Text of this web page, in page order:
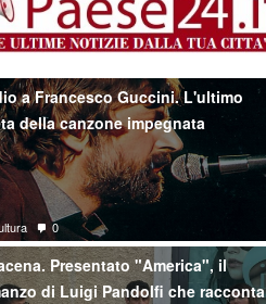
a Francesco Guccini. L'ultimo
della canzone impegnata
0
Presentato "America", il
di Luigi Pandolfi che racconta